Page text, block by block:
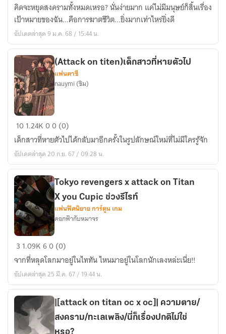
on
titan
ไท
ทัน
ตน
ที่
10
คิดจะหยุดสงครามทั้งหมดเหรอ? นั่นง่ายมาก แค่ไม่มีมนุษย์ก็สิ้นเรื่อง
เป้าหมายของฉัน...คือการฆาตชีวิต...ยิ่งมากเท่าไหร่ยิ่งดี
อัปเดตล่าสุด 9 ม.ค. 68 / 15:44 น.
(Attack
on
titen)เด็ก
สาว
ที่
หายตัว
ไป
(Attack on titen)เด็กสาวที่หายตัวไป
แฟนตาซี
nauymi (ขิม)
101.24K00 (0)
เด็กสาวที่หายตัวไปได้กลับมาอีกครั้งในรูปลักษณ์ใหม่ที่ไม่มีใครรู้จัก
อัปเดตล่าสุด 20 ก.ย. 67 / 09:28 น.
Tokyo
revengers
x
attack
on
Titan
X
you
Tokyo revengers x attack on Titan
X you Cupic ช่วงรีไรท์
แฟนฟิคนิยาย การ์ตูน เกม
ดอกฟ้ากับหมาจร
3 1.09K60 (0)
จากที่หลุดโลกมาอยู่ในไททัน ไหนมาอยู่ในโลกนักเลงหล่ะเนี่ย!!
อัปเดตล่าสุด 25 มี.ค. 67 / 19:44 น.
|[attack on titan oc x oc]| ความตาย/
สงคราม/ทะเลเพลิง/นี่ก็เรื่องปกติไม่ใช่